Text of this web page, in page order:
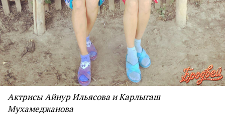
Актрисы Айнур Ильясова и Карлыгаш
Мухамеджанова